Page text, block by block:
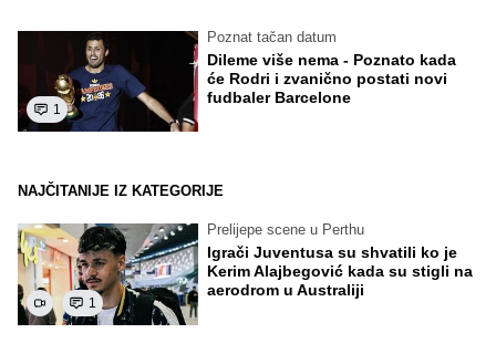
1
Poznat tačan datum
Dileme više nema - Poznato kada
će Rodri i zvanično postati novi
fudbaler Barcelone
NAJČITANIJE IZ KATEGORIJE
1
Prelijepe scene u Perthu
Igrači Juventusa su shvatili ko je
Kerim Alajbegović kada su stigli na
aerodrom u Australiji